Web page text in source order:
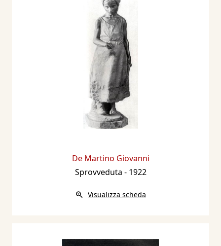
De Martino Giovanni
Sprovveduta - 1922
Visualizza scheda